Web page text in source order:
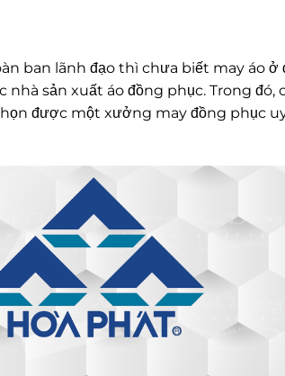
ban lãnh đạo thì chưa biết may áo ở
sản xuất áo đồng phục. Trong đó,
được một xưởng may đồng phục